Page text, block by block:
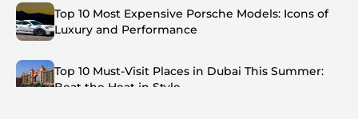
Top 10 Most Expensive Porsche Models: Icons of
Luxury and Performance
Top 10 Must-Visit Places in Dubai This Summer:
Beat the Heat in Style